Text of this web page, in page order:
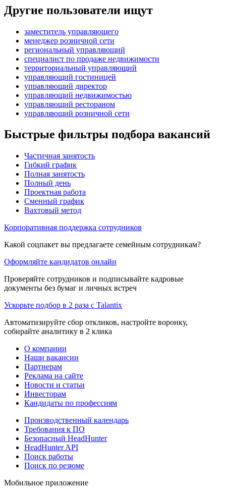
Другие пользователи ищут
заместитель управляющего
менеджер розничной сети
региональный управляющий
специалист по продаже недвижимости
территориальный управляющий
управляющий гостиницей
управляющий директор
управляющий недвижимостью
управляющий рестораном
управляющий розничной сети
Быстрые фильтры подбора вакансий
Частичная занятость
Гибкий график
Полная занятость
Полный день
Проектная работа
Сменный график
Вахтовый метод
Корпоративная поддержка сотрудников
Какой соцпакет вы предлагаете семейным сотрудникам?
Оформляйте кандидатов онлайн
Проверяйте сотрудников и подписывайте кадровые
документы без бумаг и личных встреч
Ускорьте подбор в 2 раза с Talantix
Автоматизируйте сбор откликов, настройте воронку,
собирайте аналитику в 2 клика
О компании
Наши вакансии
Партнерам
Реклама на сайте
Новости и статьи
Инвесторам
Кандидаты по профессиям
Производственный календарь
Требования к ПО
Безопасный HeadHunter
HeadHunter API
Поиск работы
Поиск по резюме
Мобильное приложение